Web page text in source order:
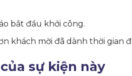
bắt đầu khởi công.
khách mời đã dành thời gian
sự kiện này